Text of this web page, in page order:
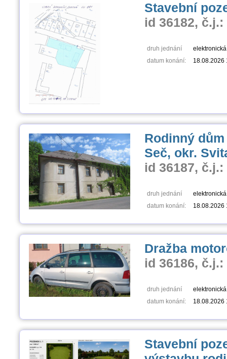
Stavební
id 36182, č.j.:
druh jednání
datum konání:
18.08.2026
Rodinný
Seč, okr.
id 36187, č.j.:
druh jednání
datum konání:
18.08.2026
Dražba
id 36186, č.j.:
druh jednání
datum konání:
18.08.2026
Stavební